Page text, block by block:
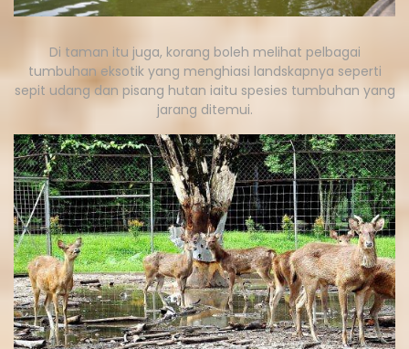
Di taman itu juga, korang boleh melihat pelbagai
tumbuhan eksotik yang menghiasi landskapnya seperti
sepit udang dan pisang hutan iaitu spesies tumbuhan yang
jarang ditemui.